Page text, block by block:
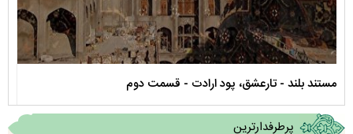
نماهنگ صحن حضرت زهرا سلام الله علیها
پرطرفدارترین